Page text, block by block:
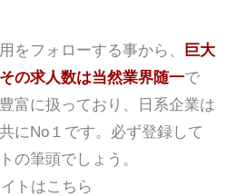
をフォローする事から、
巨大
の求人数は当然業界随一で
富に扱っており、日系企業は
にNo１です。必ず登録して
の筆頭でしょう。
トはこちら